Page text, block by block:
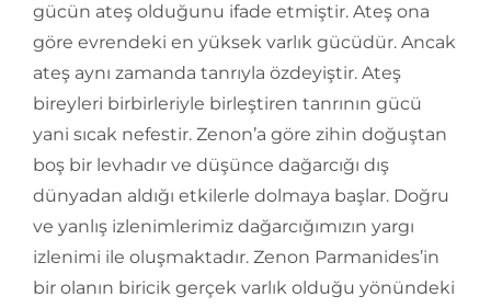
gücün ateş olduğunu ifade etmiştir. Ateş ona
göre evrendeki en yüksek varlık gücüdür. Ancak
ateş aynı zamanda tanrıyla özdeyiştir. Ateş
bireyleri birbirleriyle birleştiren tanrının gücü
yani sıcak nefestir. Zenon’a göre zihin doğuştan
boş bir levhadır ve düşünce dağarcığı dış
dünyadan aldığı etkilerle dolmaya başlar. Doğru
ve yanlış izlenimlerimiz dağarcığımızın yargı
izlenimi ile oluşmaktadır. Zenon Parmanides’in
bir olanın biricik gerçek varlık olduğu yönündeki